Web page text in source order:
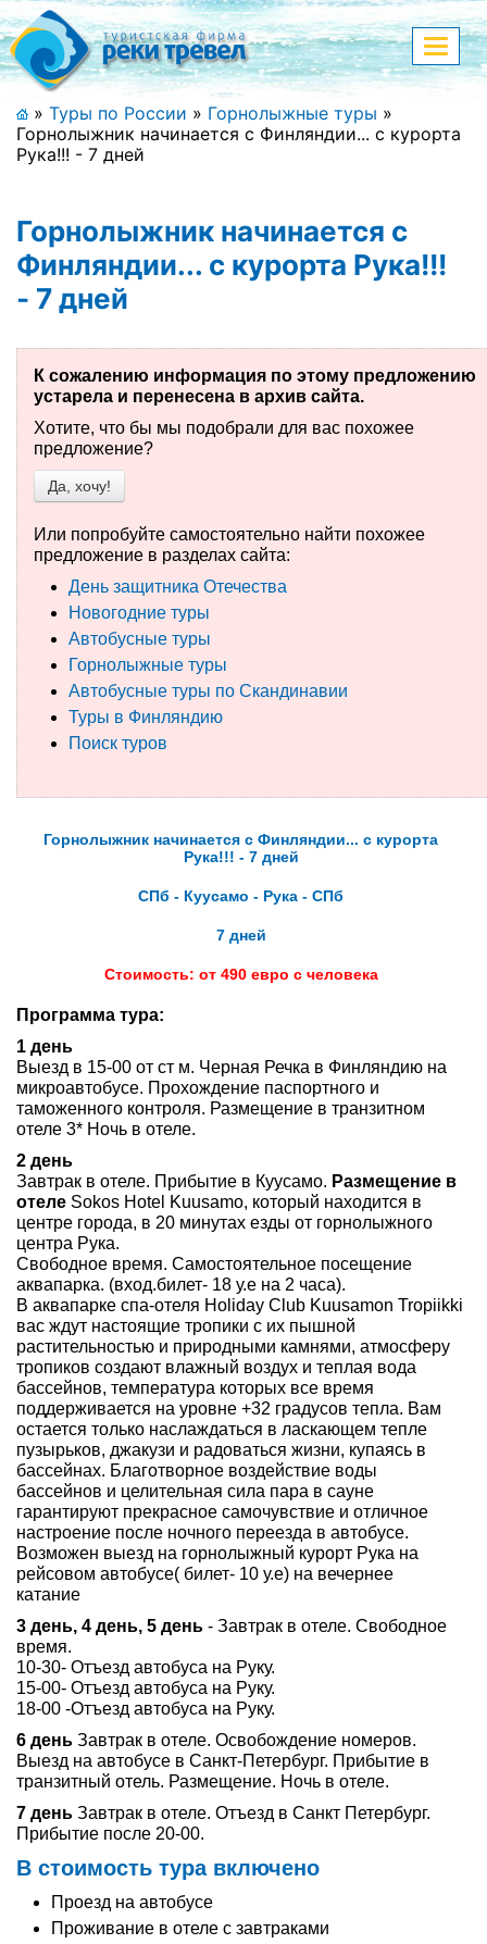
Меню
+7 (911) 182-44-68
Адрес офиса, контакты
Главная
Праздничные туры
Страны и направления
Поиск тура
Туры по России
Автобусные туры
Круизы
Туры на пароме
Авиабилеты
меню
» Туры по России » Горнолыжные туры »
Горнолыжник начинается с Финляндии... с курорта
Рука!!! - 7 дней
Горнолыжник начинается с
Финляндии... с курорта Рука!!!
- 7 дней
К сожалению информация по этому предложению
устарела и перенесена в архив сайта.
Хотите, что бы мы подобрали для вас похожее
предложение?
Да, хочу!
Или попробуйте самостоятельно найти похожее
предложение в разделах сайта:
День защитника Отечества
Новогодние туры
Автобусные туры
Горнолыжные туры
Автобусные туры по Скандинавии
Туры в Финляндию
Поиск туров
Горнолыжник начинается с Финляндии... с курорта
Рука!!! - 7 дней
СПб - Куусамо - Рука - СПб
7 дней
Стоимость: от 490 евро с человека
Программа тура:
1 день
Выезд в 15-00 от ст м. Черная Речка в Финляндию на
микроавтобусе. Прохождение паспортного и
таможенного контроля. Размещение в транзитном
отеле 3* Ночь в отеле.
2 день
Завтрак в отеле. Прибытие в Куусамо. Размещение в
отеле Sokos Hotel Kuusamo, который находится в
центре города, в 20 минутах езды от горнолыжного
центра Рука.
Свободное время. Самостоятельное посещение
аквапарка. (вход.билет- 18 у.е на 2 часа).
В аквапарке спа-отеля Holiday Club Kuusamon Tropiikki
вас ждут настоящие тропики с их пышной
растительностью и природными камнями, атмосферу
тропиков создают влажный воздух и теплая вода
бассейнов, температура которых все время
поддерживается на уровне +32 градусов тепла. Вам
остается только наслаждаться в ласкающем тепле
пузырьков, джакузи и радоваться жизни, купаясь в
бассейнах. Благотворное воздействие воды
бассейнов и целительная сила пара в сауне
гарантируют прекрасное самочувствие и отличное
настроение после ночного переезда в автобусе.
Возможен выезд на горнолыжный курорт Рука на
рейсовом автобусе( билет- 10 у.е) на вечернее
катание
3 день, 4 день, 5 день - Завтрак в отеле. Свободное
время.
10-30- Отъезд автобуса на Руку.
15-00- Отъезд автобуса на Руку.
18-00 -Отъезд автобуса на Руку.
6 день Завтрак в отеле. Освобождение номеров.
Выезд на автобусе в Санкт-Петербург. Прибытие в
транзитный отель. Размещение. Ночь в отеле.
7 день Завтрак в отеле. Отъезд в Санкт Петербург.
Прибытие после 20-00.
В стоимость тура включено
Проезд на автобусе
Проживание в отеле с завтраками